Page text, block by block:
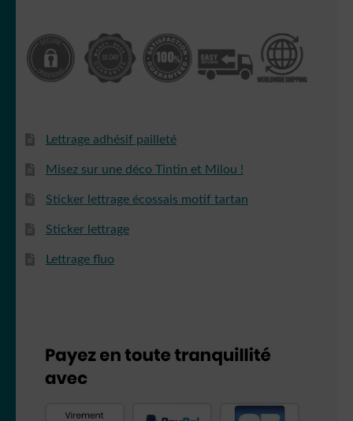
Lettrage adhésif pailleté
Misez sur une déco Tintin et Milou !
Sticker lettrage écossais motif tartan
Sticker lettrage
Lettrage fluo